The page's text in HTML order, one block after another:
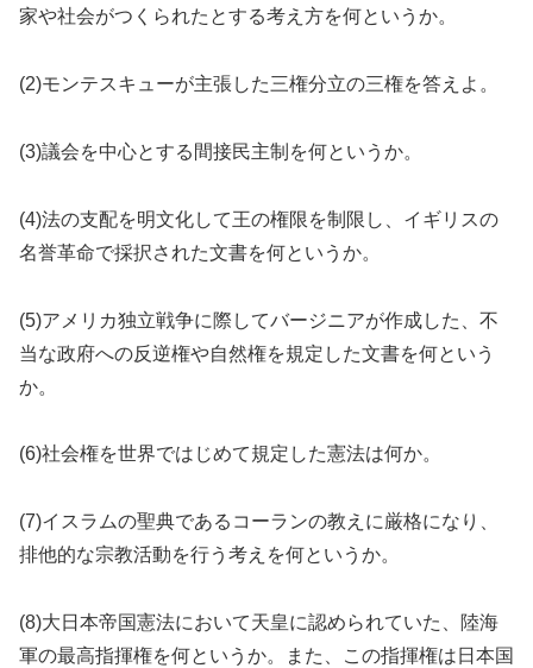
家や社会がつくられたとする考え方を何というか。
(2)モンテスキューが主張した三権分立の三権を答えよ。
(3)議会を中心とする間接民主制を何というか。
(4)法の支配を明文化して王の権限を制限し、イギリスの
名誉革命で採択された文書を何というか。
(5)アメリカ独立戦争に際してバージニアが作成した、不
当な政府への反逆権や自然権を規定した文書を何という
か。
(6)社会権を世界ではじめて規定した憲法は何か。
(7)イスラムの聖典であるコーランの教えに厳格になり、
排他的な宗教活動を行う考えを何というか。
(8)大日本帝国憲法において天皇に認められていた、陸海
軍の最高指揮権を何というか。また、この指揮権は日本国